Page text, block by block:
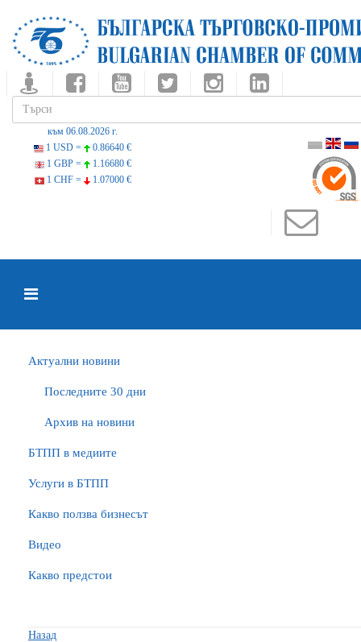
към 06.08.2026 г.
1 USD =
0.86640 €
1 GBP =
1.16680 €
1 CHF =
1.07000 €
Актуални новини
Последните 30 дни
Архив на новини
БTПП в медиите
Услуги в БТПП
Какво ползва бизнесът
Видео
Какво предстои
Назад